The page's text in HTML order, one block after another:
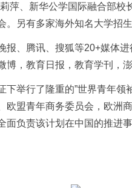
萍、新华公学国际融合部校
另有多家海外知名大学招
、腾讯、搜狐等20+媒体
，教育日报，教育学刊，
举行了隆重的”世界青年领
欧盟青年商务委员会，欧洲
面负责该计划在中国的推进